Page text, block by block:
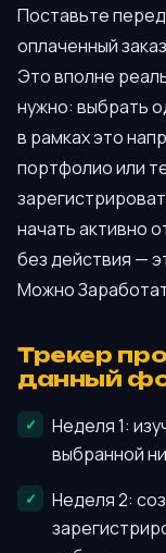
Поставьте
оплаченный
Это вполне
нужно: выбрать
в рамках это
портфолио или
начать активно
без действия —
Можно
Трекер
данный
Неделя 1:
выбранной
Неделя 2: